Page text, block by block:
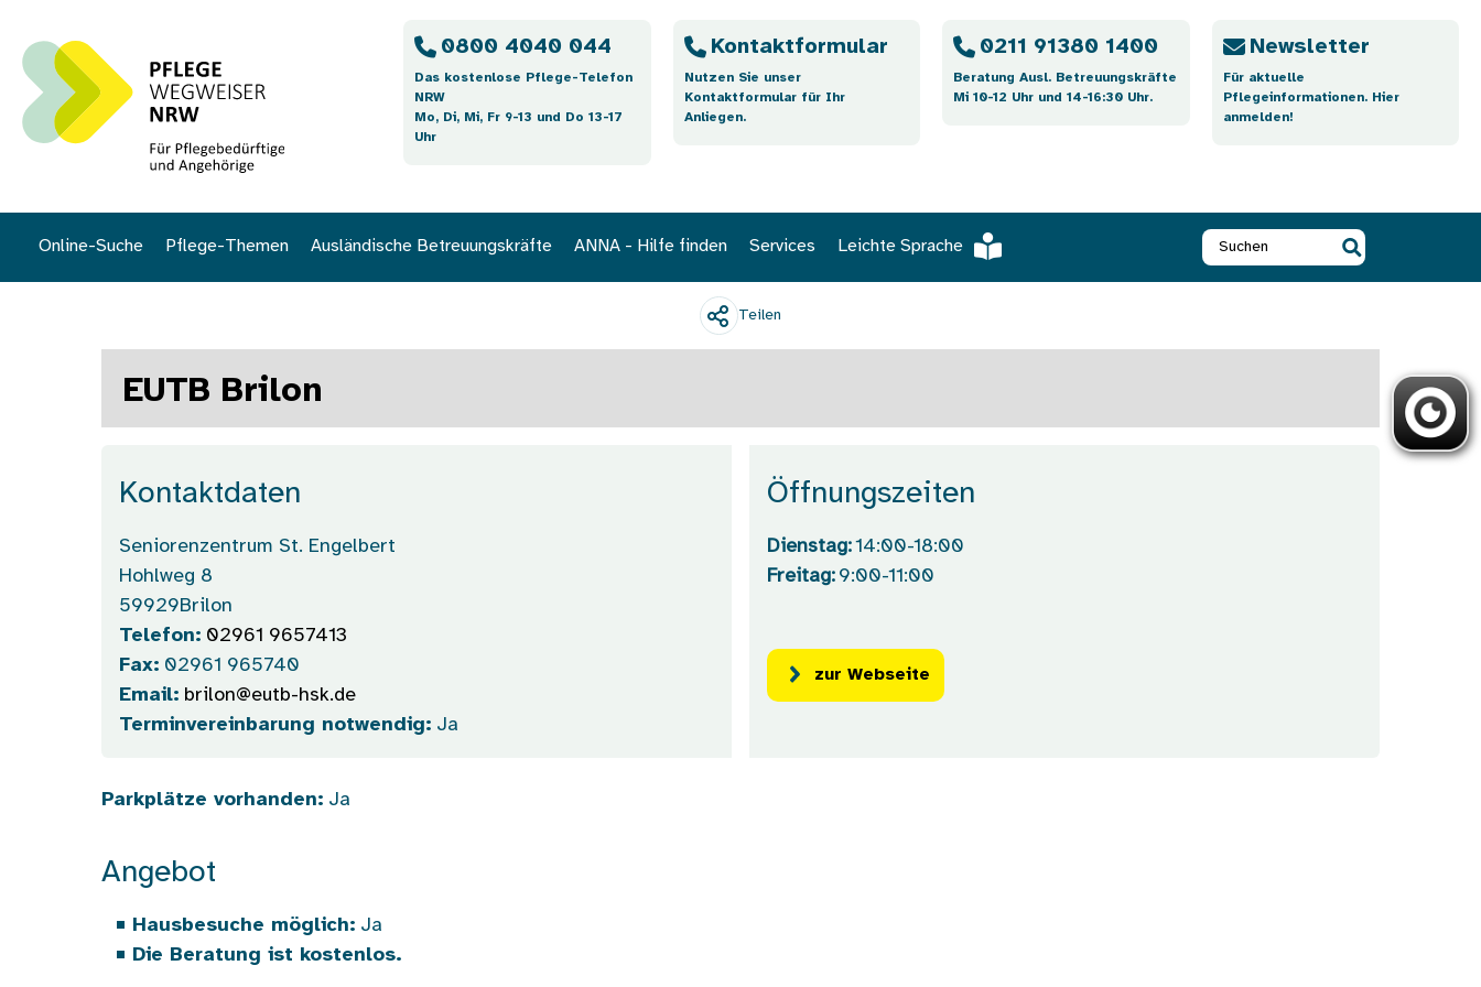
0800 4040 044
Das kostenlose Pflege-Telefon
NRW
Mo, Di, Mi, Fr 9-13 und Do 13-17
Uhr
Kontaktformular
Nutzen Sie unser
Kontaktformular für Ihr
Anliegen.
0211 91380 1400
Beratung Ausl. Betreuungskräfte
Mi 10-12 Uhr und 14-16:30 Uhr.
Newsletter
Für aktuelle
Pflegeinformationen. Hier
anmelden!
Online-Suche Pflege-Themen Ausländische Betreuungskräfte ANNA - Hilfe finden Services Leichte Sprache
Teilen
EUTB Brilon
Kontaktdaten
Seniorenzentrum St. Engelbert
Hohlweg 8
59929Brilon
Telefon: 02961 9657413
Fax: 02961 965740
Email: brilon@eutb-hsk.de
Terminvereinbarung notwendig: Ja
Öffnungszeiten
Dienstag:14:00-18:00
Freitag: 9:00-11:00
zur Webseite
Parkplätze vorhanden: Ja
Angebot
Hausbesuche möglich: Ja
Die Beratung ist kostenlos.